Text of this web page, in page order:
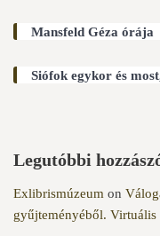
Mansfeld Géza órája
Siófok egykor és
Legutóbbi
Exlibrismúzeum on
gyűjteményéből.